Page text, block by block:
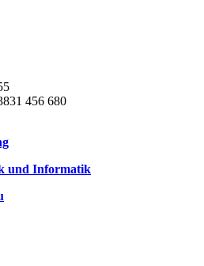
456 680
und Informatik